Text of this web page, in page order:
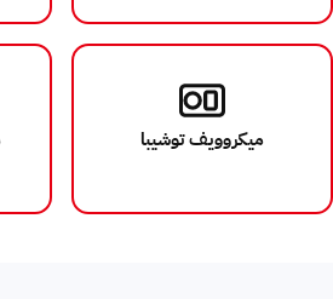
ميكروويف توشيبا